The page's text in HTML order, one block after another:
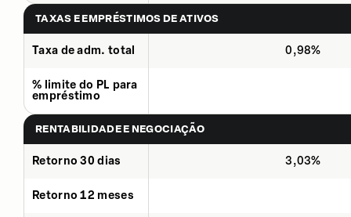
TAXAS E EMPRÉSTIMOS DE ATIVOS
Taxa de adm. total 0,98%
% limite do PL para
empréstimo
RENTABILIDADE E NEGOCIAÇÃO
Retorno 30 dias 3,03%
Retorno 12 meses